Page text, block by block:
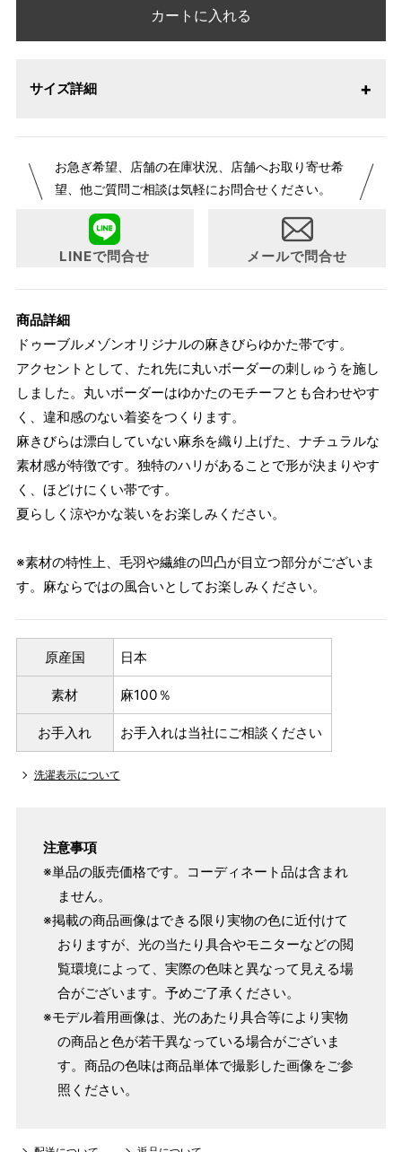
カートに入れる
サイズ詳細
お急ぎ希望、店舗の在庫状況、店舗へお取り寄せ希
望、他ご質問ご相談は気軽にお問合せください。
LINEで問合せ メールで問合せ
商品詳細
ドゥーブルメゾンオリジナルの麻きびらゆかた帯です。
アクセントとして、たれ先に丸いボーダーの刺しゅうを施し
しました。丸いボーダーはゆかたのモチーフとも合わせやす
く、違和感のない着姿をつくります。
麻きびらは漂白していない麻糸を織り上げた、ナチュラルな
素材感が特徴です。独特のハリがあることで形が決まりやす
く、ほどけにくい帯です。
夏らしく涼やかな装いをお楽しみください。
※素材の特性上、毛羽や繊維の凹凸が目立つ部分がございま
す。麻ならではの風合いとしてお楽しみください。
原産国 日本
素材 麻100％
お手入れ お手入れは当社にご相談ください
洗濯表示について
注意事項
※単品の販売価格です。コーディネート品は含まれ
ません。
※掲載の商品画像はできる限り実物の色に近付けて
おりますが、光の当たり具合やモニターなどの閲
覧環境によって、実際の色味と異なって見える場
合がございます。予めご了承ください。
※モデル着用画像は、光のあたり具合等により実物
の商品と色が若干異なっている場合がございま
す。商品の色味は商品単体で撮影した画像をご参
照ください。